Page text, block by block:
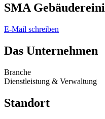
SMA
E-Mail schreiben
Das Unternehmen
Branche
Dienstleistung & Verwaltung
Standort